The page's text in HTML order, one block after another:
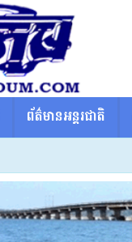
ព័ត៌មានអន្តរជាតិ